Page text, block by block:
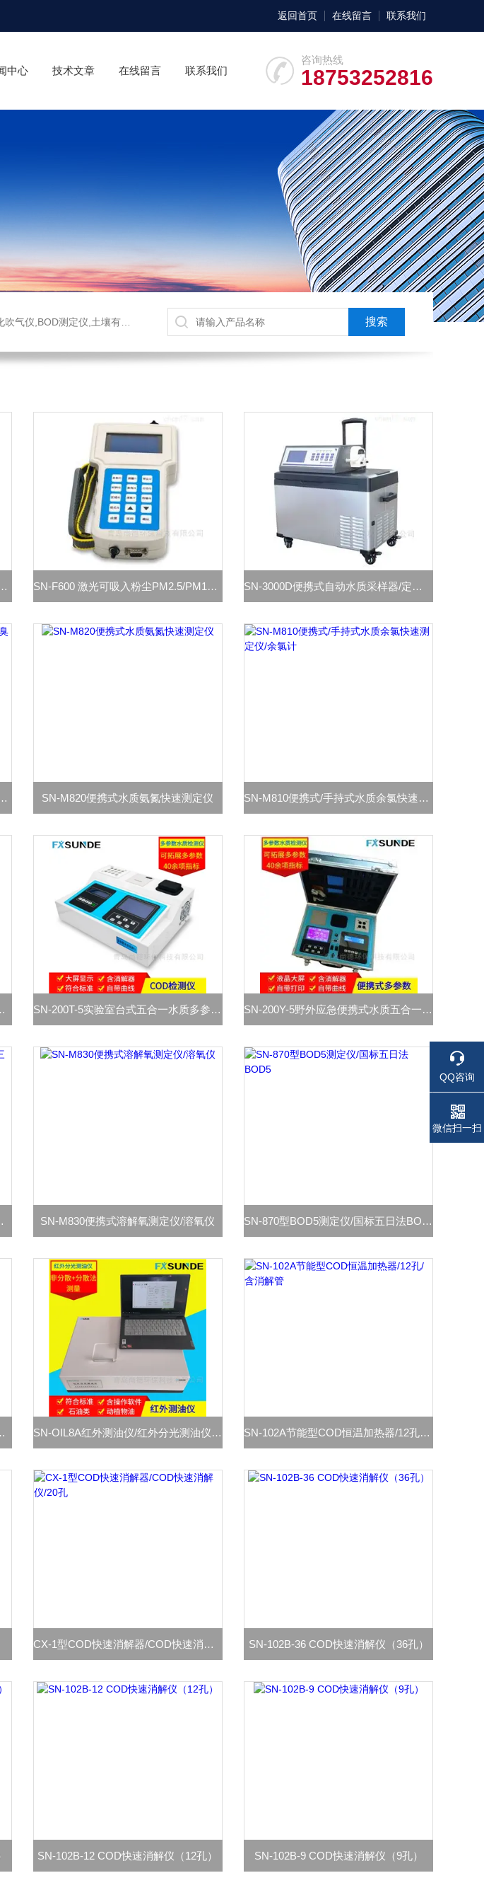
返回首页 在线留言 联系我们
咨询热线
18753252816
中心 技术文章 在线留言 联系我们
,液液萃取器,COD消解回流仪,水质采样器
可吸入PM2.5/PM10粉尘浓度检测仪 SN-F600 激光可吸入粉尘PM2.5/PM10检测仪 SN-3000D便携式自动水质采样器/定时定量
中臭氧快速测定仪/臭氧仪 SN-M820便携式水质氨氮快速测定仪 SN-M810便携式/手持式水质余氯快速测定仪/余氯计
化吹气吸收装置 SN-200T-5实验室台式五合一水质多参数消解测定一体机 SN-200Y-5野外应急便携式水质五合一多参数测定仪
数快速测定仪 SN-M830便携式溶解氧测定仪/溶氧仪 SN-870型BOD5测定仪/国标五日法BOD5
仪/BOD速测仪 SN-OIL8A红外测油仪/红外分光测油仪/水中油分析仪 SN-102A节能型COD恒温加热器/12孔/含消解管
CX-1型COD快速消解器/COD快速消解仪/20孔 SN-102B-36 COD快速消解仪（36孔）
SN-102B-12 COD快速消解仪（12孔） SN-102B-9 COD快速消解仪（9孔）
QQ咨询
电话
电话
微信扫一扫